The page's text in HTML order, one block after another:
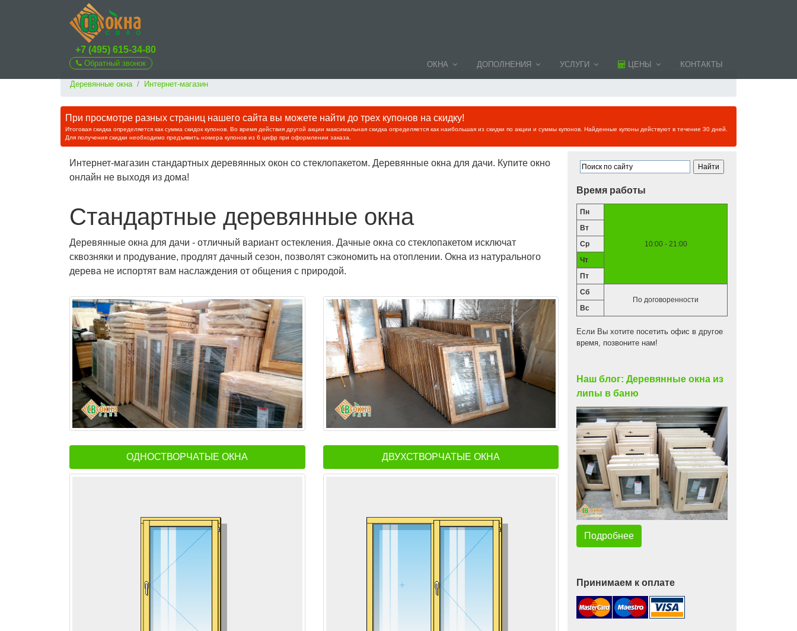
+7 (495) 615-34-80
Обратный звонок ОКНА ДОПОЛНЕНИЯ УСЛУГИ ЦЕНЫ КОНТАКТЫ
Деревянные окна Интернет-магазин
При просмотре разных страниц нашего сайта вы можете найти до трех купонов на скидку!
Итоговая скидка определяется как сумма скидок купонов. Во время действия другой акции максимальная скидка определяется как наибольшая из скидки по акции и суммы купонов. Найденные купоны действуют в течение 30 дней.
Для получения скидки необходимо предъявить номера купонов из 6 цифр при оформлении заказа.
Интернет-магазин стандартных деревянных окон со стеклопакетом. Деревянные окна для дачи. Купите окно
онлайн не выходя из дома!
Стандартные деревянные окна
Деревянные окна для дачи - отличный вариант остекления. Дачные окна со стеклопакетом исключат
сквозняки и продувание, продлят дачный сезон, позволят сэкономить на отоплении. Окна из натурального
дерева не испортят вам наслаждения от общения с природой.
ОДНОСТВОРЧАТЫЕ ОКНА ДВУХСТВОРЧАТЫЕ ОКНА
Время работы
Пн
10:00 - 21:00
Вт
Ср
Чт
Пт
Сб
По договоренности
Вс
Если Вы хотите посетить офис в другое
время, позвоните нам!
Наш блог: Деревянные окна из
липы в баню
Подробнее
Принимаем к оплате